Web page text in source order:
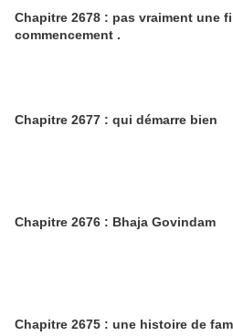
Chapitre 2678 : pas vraiment une
commencement .
Chapitre 2677 : qui démarre bien
Chapitre 2676 : Bhaja Govindam
Chapitre 2675 : une histoire de